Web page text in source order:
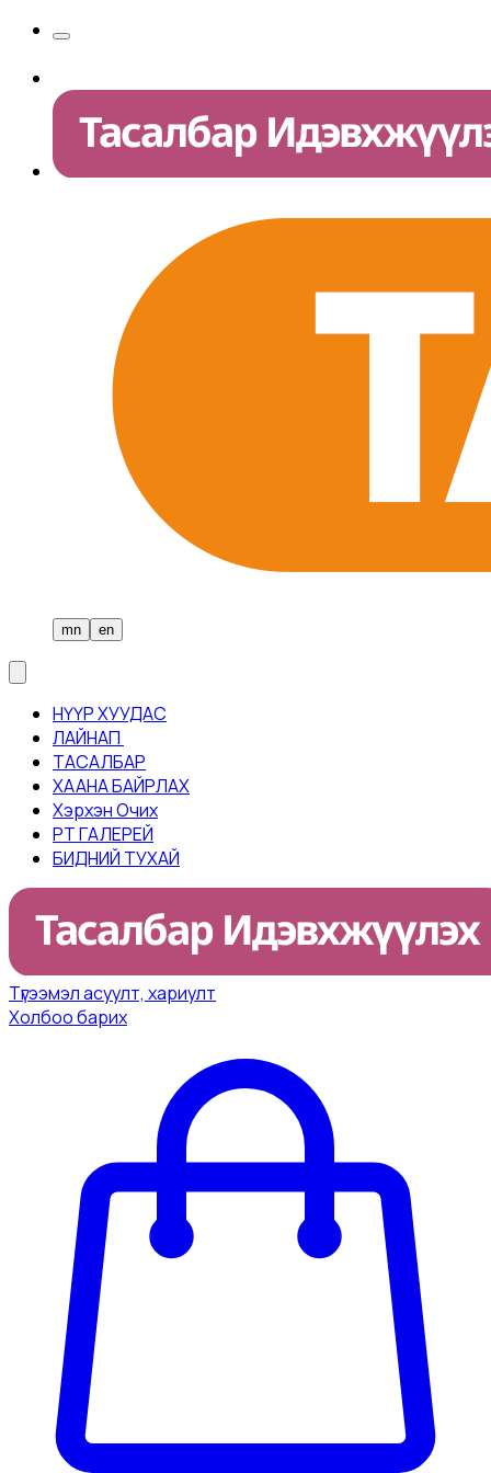
mn en
НҮҮР ХУУДАС
ЛАЙНАП ​
ТАСАЛБАР​
ХААНА БАЙРЛАХ
Хэрхэн Очих
PT ГАЛЕРЕЙ
БИДНИЙ ТУХАЙ
Tүгээмэл асуулт, хариулт
Холбоо барих